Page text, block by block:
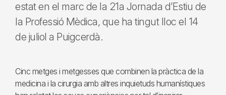
estat en el marc de la 21a Jornada d’Estiu de
la Professió Mèdica, que ha tingut lloc el 14
de juliol a Puigcerdà.
Cinc metges i metgesses que combinen la pràctica de la
medicina i la cirurgia amb altres inquietuds humanístiques